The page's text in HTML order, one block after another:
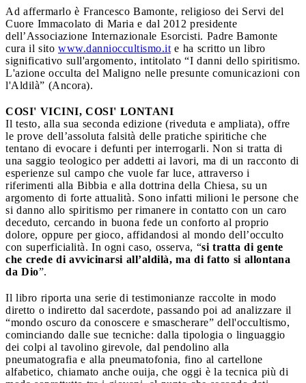
Ad affermarlo è Francesco Bamonte, religioso dei Servi del
Cuore Immacolato di Maria e dal 2012 presidente
dell’Associazione Internazionale Esorcisti. Padre Bamonte
cura il sito www.dannioccultismo.it e ha scritto un libro
significativo sull'argomento, intitolato “I danni dello spiritismo.
L'azione occulta del Maligno nelle presunte comunicazioni con
l'Aldilà” (Ancora).
COSI' VICINI, COSI' LONTANI
Il testo, alla sua seconda edizione (riveduta e ampliata), offre
le prove dell’assoluta falsità delle pratiche spiritiche che
tentano di evocare i defunti per interrogarli. Non si tratta di
una saggio teologico per addetti ai lavori, ma di un racconto di
esperienze sul campo che vuole far luce, attraverso i
riferimenti alla Bibbia e alla dottrina della Chiesa, su un
argomento di forte attualità. Sono infatti milioni le persone che
si danno allo spiritismo per rimanere in contatto con un caro
deceduto, cercando in buona fede un conforto al proprio
dolore, oppure per gioco, affidandosi al mondo dell’occulto
con superficialità. In ogni caso, osserva, “si tratta di gente
che crede di avvicinarsi all’aldilà, ma di fatto si allontana
da Dio”.
Il libro riporta una serie di testimonianze raccolte in modo
diretto o indiretto dal sacerdote, passando poi ad analizzare il
“mondo oscuro da conoscere e smascherare” dell'occultismo,
cominciando dalle sue tecniche: dalla tipologia o linguaggio
dei colpi al tavolino girevole, dal pendolino alla
pneumatografia e alla pneumatofonia, fino al cartellone
alfabetico, chiamato anche ouija, che oggi è la tecnica più di